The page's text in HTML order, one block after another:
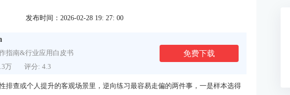
发布时间：2026-02-28 19: 27: 00
指南&行业应用白皮书
万
评分: 4.3
免费下载
排查或个人提升的客观场景里，逆向练习最容易走偏的两件事，一是样本选得